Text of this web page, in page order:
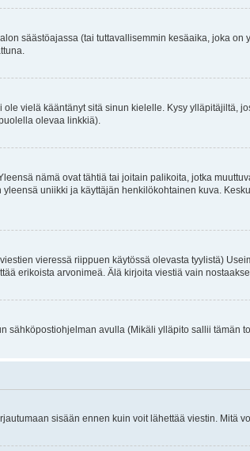
säästöajassa (tai tuttavallisemmin kesäaika, joka
vielä kääntänyt sitä sinun kielelle. Kysy ylläpitäjiltä,
olevaa linkkiä).
nämä ovat tähtiä tai joitain palikoita, jotka
uniikki ja käyttäjän henkilökohtainen kuva.
vieressä riippuen käytössä olevasta tyylistä)
erikoista arvonimeä. Älä kirjoita viestiä vain
avulla (Mikäli ylläpito sallii tämän
sisään ennen kuin voit lähettää viestin. Mitä